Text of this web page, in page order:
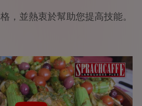
，並熱衷於幫助您提高技能。